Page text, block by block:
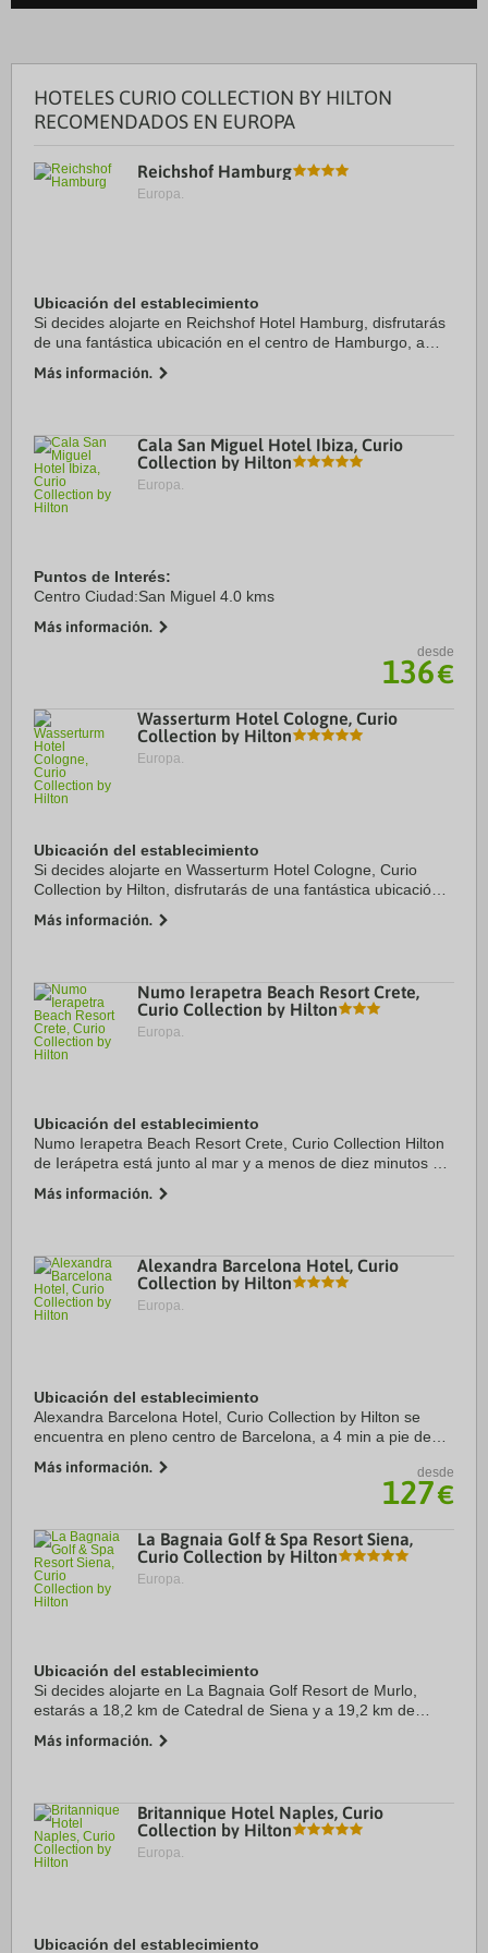
HOTELES CURIO COLLECTION BY HILTON
RECOMENDADOS EN EUROPA
Reichshof Hamburg
Europa.
Ubicación del establecimiento
Si decides alojarte en Reichshof Hotel Hamburg, disfrutarás
de una fantástica ubicación en el centro de Hamburgo, a
y Miniatur Wunderland. Además, ...
Más información.
Cala San Miguel Hotel Ibiza, Curio
Collection by Hilton
Europa.
Puntos de Interés:
Centro Ciudad:San Miguel 4.0 kms
Más información.
desde
136€
Wasserturm Hotel Cologne, Curio
Collection by Hilton
Europa.
Ubicación del establecimiento
Si decides alojarte en Wasserturm Hotel Cologne, Curio
Collection by Hilton, disfrutarás de una fantástica ubicación
Catedral de Colonia y Museo ...
Más información.
Numo Ierapetra Beach Resort Crete,
Curio Collection by Hilton
Europa.
Ubicación del establecimiento
Numo Ierapetra Beach Resort Crete, Curio Collection Hilton
de Ierápetra está junto al mar y a menos de diez minutos en
veneciana de Ierapetra. Además, ...
Más información.
Alexandra Barcelona Hotel, Curio
Collection by Hilton
Europa.
Ubicación del establecimiento
Alexandra Barcelona Hotel, Curio Collection by Hilton se
encuentra en pleno centro de Barcelona, a 4 min a pie de
sostenible se encuentra a 1,2 km de ...
Más información. desde
127€
La Bagnaia Golf & Spa Resort Siena,
Curio Collection by Hilton
Europa.
Ubicación del establecimiento
Si decides alojarte en La Bagnaia Golf Resort de Murlo,
estarás a 18,2 km de Catedral de Siena y a 19,2 km de
encuentra a 19,4 km de Piazza del Campo y ...
Más información.
Britannique Hotel Naples, Curio
Collection by Hilton
Europa.
Ubicación del establecimiento